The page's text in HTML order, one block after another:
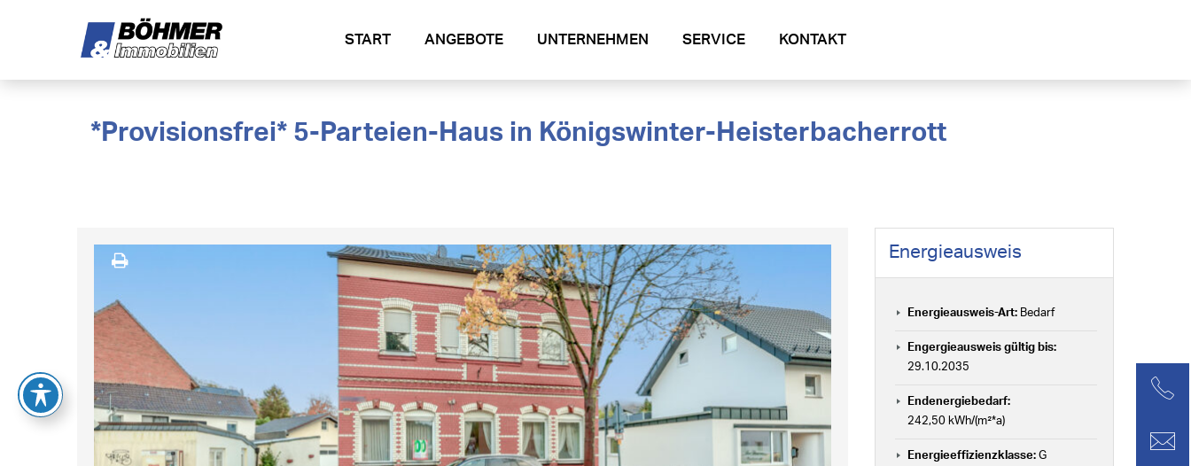
START ANGEBOTE UNTERNEHMEN SERVICE KONTAKT
Energieausweis
Energieausweis-Art: Bedarf
Engergieausweis gültig bis:
29.10.2035
Endenergiebedarf:
242,50 kWh/(m²*a)
Energieeffizienzklasse: G